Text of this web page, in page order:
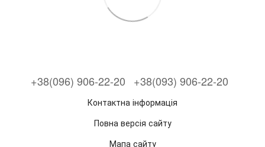
+38(096) 906-22-20 +38(093) 906-22-20
Контактна інформація
Повна версія сайту
Мапа сайту